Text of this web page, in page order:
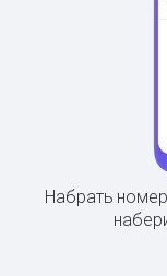
Набрать